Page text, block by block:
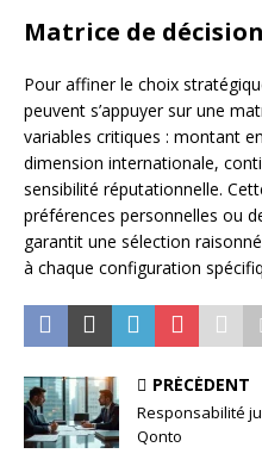
Matrice de
Pour affiner le choix
peuvent s’appuyer sur une
variables critiques : montant
dimension internationale,
sensibilité réputationnelle.
préférences personnelles ou
garantit une sélection
à chaque configuration
PRÉCÉDENT
Responsabilité
Qonto